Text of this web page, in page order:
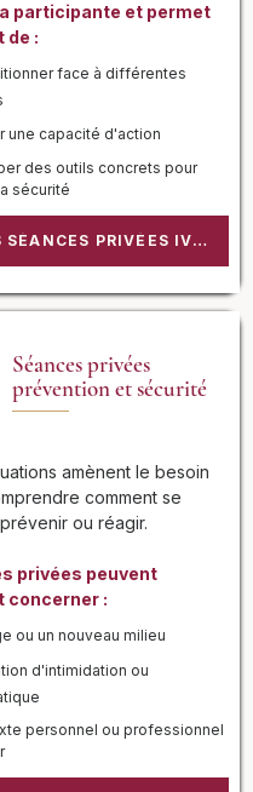
participante et permet
de :
face à différentes
une capacité d'action
des outils concrets pour
sécurité
+ SUR LES SÉANCES PRIVÉES IVAC
Séances privées
prévention et sécurité
amènent le besoin
comment se
ou réagir.
privées peuvent
concerner :
ou un nouveau milieu
d'intimidation ou
personnel ou professionnel